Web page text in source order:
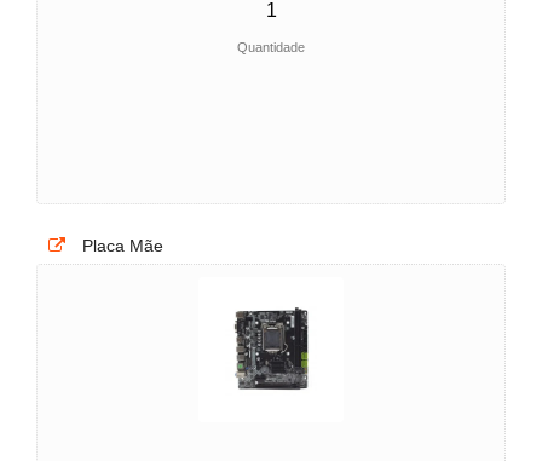
Quantidade
Placa Mãe